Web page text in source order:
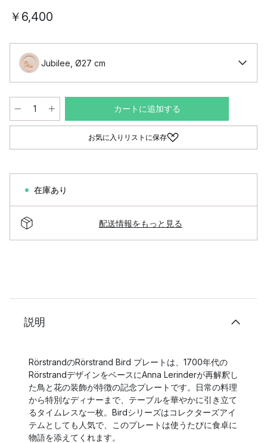
￥6,400
Jubilee, Ø27 cm
カートに追加する
お気に入りリストに保存
在庫あり
配送情報をもっと見る
説明
RörstrandのRörstrand Bird プレートは、1700年代の
RörstrandデザインをベースにAnna Lerinderが再解釈し
た鳥と花の装飾が特徴の記念プレートです。日常の料理
から特別なディナーまで、テーブルを華やかに引き立て
るタイムレスな一枚。Birdシリーズはコレクターズアイ
テムとしても人気で、このプレートは使うたびに食卓に
物語を添えてくれます。